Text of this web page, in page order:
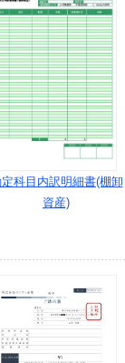
科目内訳明細書(棚卸
資産)